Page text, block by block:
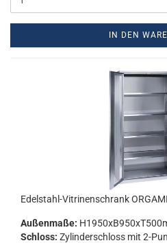
IN DEN
Edelstahl-​​Vi­tri­nen­schrank
Au­ßen­ma­ße:
Schloss: Zy­lin­der­schloss mit 2-​